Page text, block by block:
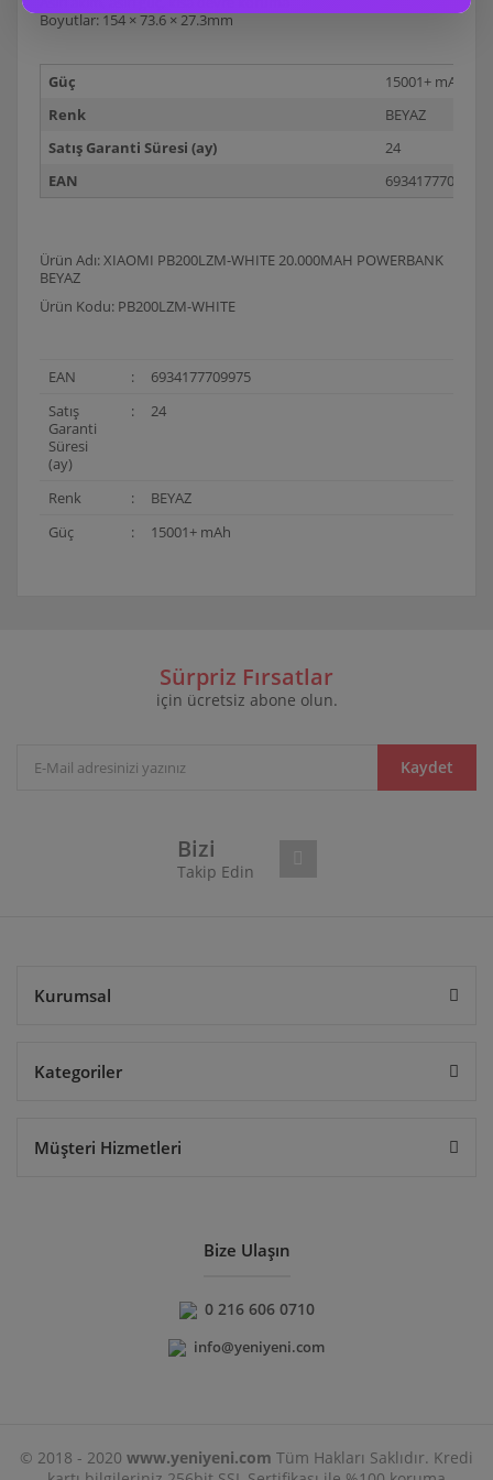
Boyutlar: 154 × 73.6 × 27.3mm
Güç
15001+ mAh
Renk
BEYAZ
Satış Garanti Süresi (ay)
24
EAN
6934177709975
Ürün Adı: XIAOMI PB200LZM-WHITE 20.000MAH POWERBANK
BEYAZ
Ürün Kodu: PB200LZM-WHITE
EAN :
6934177709975
Satış
Garanti
Süresi
(ay)
: 24
Renk :
BEYAZ
Güç
: 15001+ mAh
Yorum Yaz
Ürün resmi kalitesiz, bozuk veya görüntülenemiyor.
Ürün bilgilerinde hatalar bulunuyor.
Sürpriz Fırsatlar
için ücretsiz abone olun.
Kaydet
Bizi
Takip Edin
Kurumsal
Kategoriler
Müşteri Hizmetleri
Bize Ulaşın
0 216 606 0710
info@yeniyeni.com
© 2018 - 2020 www.yeniyeni.com Tüm Hakları Saklıdır. Kredi